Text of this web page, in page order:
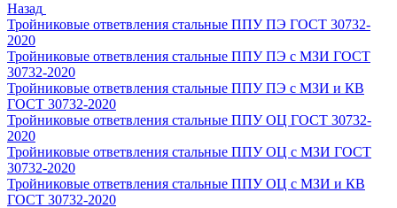
Назад
Тройниковые ответвления стальные ППУ ПЭ ГОСТ 30732-
2020
Тройниковые ответвления стальные ППУ ПЭ с МЗИ ГОСТ
30732-2020
Тройниковые ответвления стальные ППУ ПЭ с МЗИ и КВ
ГОСТ 30732-2020
Тройниковые ответвления стальные ППУ ОЦ ГОСТ 30732-
2020
Тройниковые ответвления стальные ППУ ОЦ с МЗИ ГОСТ
30732-2020
Тройниковые ответвления стальные ППУ ОЦ с МЗИ и КВ
ГОСТ 30732-2020